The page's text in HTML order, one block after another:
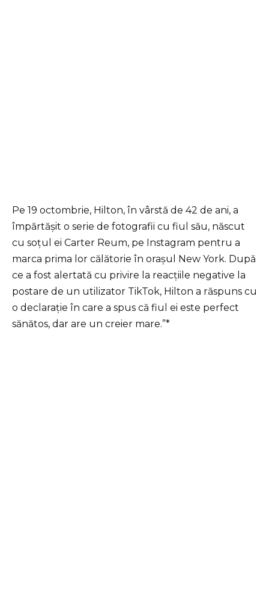
Pe 19 octombrie, Hilton, în vârstă de 42 de ani, a
împărtășit o serie de fotografii cu fiul său, născut
cu soțul ei Carter Reum, pe Instagram pentru a
marca prima lor călătorie în orașul New York. După
ce a fost alertată cu privire la reacțiile negative la
postare de un utilizator TikTok, Hilton a răspuns cu
o declarație în care a spus că fiul ei este perfect
sănătos, dar are un creier mare.”*